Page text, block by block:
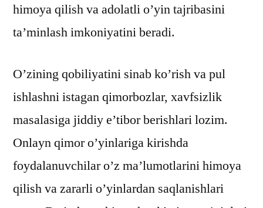
himoya qilish va adolatli o’yin tajribasini
ta’minlash imkoniyatini beradi.
O’zining qobiliyatini sinab ko’rish va pul
ishlashni istagan qimorbozlar, xavfsizlik
masalasiga jiddiy e’tibor berishlari lozim.
Onlayn qimor o’yinlariga kirishda
foydalanuvchilar o’z ma’lumotlarini himoya
qilish va zararli o’yinlardan saqlanishlari